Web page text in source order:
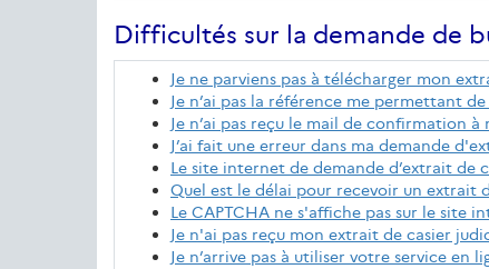
Difficultés sur la demande de
Je ne parviens pas à télécharger mon
Je n’ai pas la référence me permettant
Je n’ai pas reçu le mail de confirmation
J’ai fait une erreur dans ma demande
Le site internet de demande d’extrait de
Quel est le délai pour recevoir un extrait
Le CAPTCHA ne s'affiche pas sur le site
Je n'ai pas reçu mon extrait de casier
Je n’arrive pas à utiliser votre service en